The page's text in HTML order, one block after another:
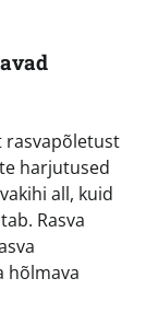
rasvapõletust
harjutused
all, kuid
Rasva
hõlmava